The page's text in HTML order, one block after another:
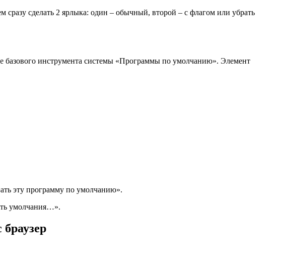
сразу сделать 2 ярлыка: один – обычный, второй – с флагом или убрать
базового инструмента системы «Программы по умолчанию». Элемент
эту программу по умолчанию».
умолчания…».